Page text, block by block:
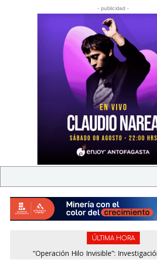
- publicidad -